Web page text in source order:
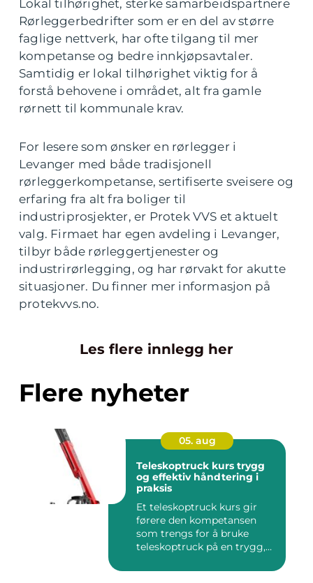
Lokal tilhørighet, sterke samarbeidspartnere
Rørleggerbedrifter som er en del av større
faglige nettverk, har ofte tilgang til mer
kompetanse og bedre innkjøpsavtaler.
Samtidig er lokal tilhørighet viktig for å
forstå behovene i området, alt fra gamle
rørnett til kommunale krav.
For lesere som ønsker en rørlegger i
Levanger med både tradisjonell
rørleggerkompetanse, sertifiserte sveisere og
erfaring fra alt fra boliger til
industriprosjekter, er Protek VVS et aktuelt
valg. Firmaet har egen avdeling i Levanger,
tilbyr både rørleggertjenester og
industrirørlegging, og har rørvakt for akutte
situasjoner. Du finner mer informasjon på
protekvvs.no.
Les flere innlegg her
Flere nyheter
05. aug
Teleskoptruck kurs trygg
og effektiv håndtering i
praksis
Et teleskoptruck kurs gir
førere den kompetansen
som trengs for å bruke
teleskoptruck på en trygg,